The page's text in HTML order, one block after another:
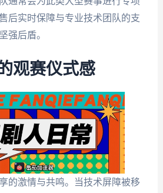
后实时保障与专业技术团队的支
强后盾。
观赛仪式感
的激情与共鸣。当技术屏障被移